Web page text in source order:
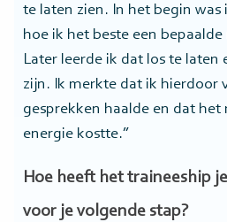
te laten zien. In het begin was
hoe ik het beste een
Later leerde ik dat los te laten
zijn. Ik merkte dat ik hierdoor
gesprekken haalde en dat het
energie kostte.”
Hoe heeft het traineeship
voor je volgende stap?